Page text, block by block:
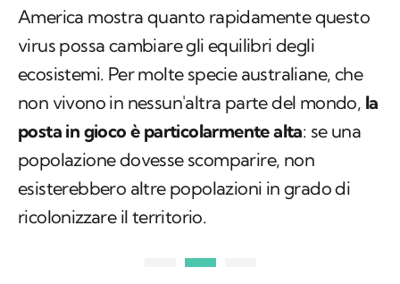
America mostra quanto rapidamente questo
virus possa cambiare gli equilibri degli
ecosistemi. Per molte specie australiane, che
non vivono in nessun'altra parte del mondo, la
posta in gioco è particolarmente alta: se una
popolazione dovesse scomparire, non
esisterebbero altre popolazioni in grado di
ricolonizzare il territorio.